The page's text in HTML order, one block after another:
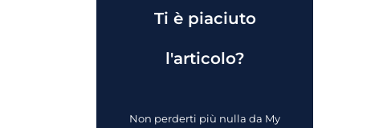
Ti è piaciuto
l'articolo?
Non perderti più nulla da My